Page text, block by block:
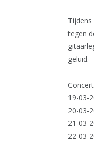
tegen
geluid.
19-03-
20-03-
21-03-
22-03-